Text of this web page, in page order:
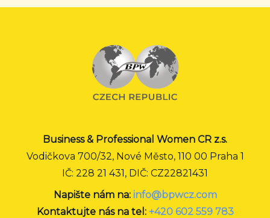
Business & Professional Women CR z.s.
Vodičkova 700/32, Nové Město, 110 00 Praha 1
IČ: 228 21 431, DIČ: CZ22821431
Napište nám na: info@bpwcz.com
Kontaktujte nás na tel: +420 602 559 783